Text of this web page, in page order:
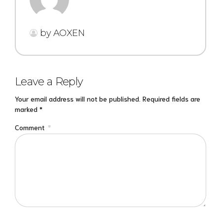
by AOXEN
Leave a Reply
Your email address will not be published. Required fields are
marked *
Comment *